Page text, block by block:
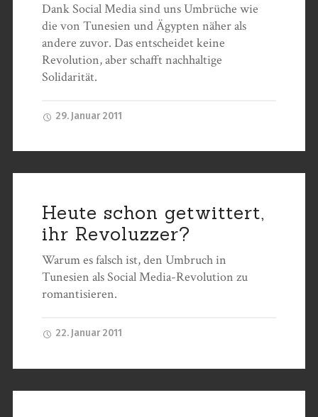
Dank Social Media sind uns Umbrüche wie
die von Tunesien und Ägypten näher als
andere zuvor. Das entscheidet keine
Revolution, aber schafft nachhaltige
Solidarität.
29. Januar 2011
Heute schon getwittert,
ihr Revoluzzer?
Warum es falsch ist, den Umbruch in
Tunesien als Social Media-Revolution zu
romantisieren.
22. Januar 2011